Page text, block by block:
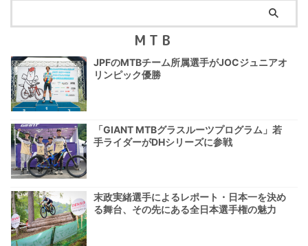
MTB
JPFのMTBチーム所属選手がJOCジュニアオ
リンピック優勝
「GIANT MTBグラスルーツプログラム」若
手ライダーがDHシリーズに参戦
末政実緒選手によるレポート・日本一を決め
る舞台、その先にある全日本選手権の魅力